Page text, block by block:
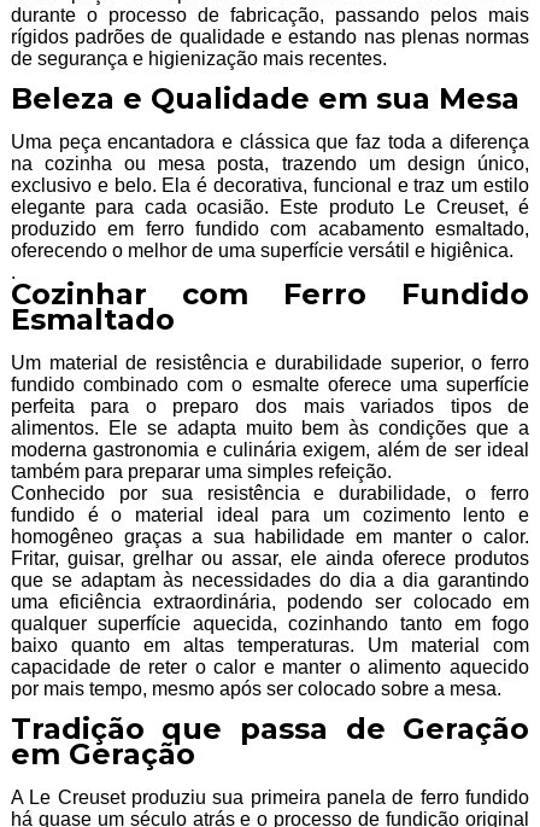
durante o processo de fabricação, passando pelos mais
rígidos padrões de qualidade e estando nas plenas normas
de segurança e higienização mais recentes.
Beleza e Qualidade em sua Mesa
Uma peça encantadora e clássica que faz toda a diferença
na cozinha ou mesa posta, trazendo um design único,
exclusivo e belo. Ela é decorativa, funcional e traz um estilo
elegante para cada ocasião. Este produto Le Creuset, é
produzido em ferro fundido com acabamento esmaltado,
oferecendo o melhor de uma superfície versátil e higiênica.
.
Cozinhar com Ferro Fundido
Esmaltado
Um material de resistência e durabilidade superior, o ferro
fundido combinado com o esmalte oferece uma superfície
perfeita para o preparo dos mais variados tipos de
alimentos. Ele se adapta muito bem às condições que a
moderna gastronomia e culinária exigem, além de ser ideal
também para preparar uma simples refeição.
Conhecido por sua resistência e durabilidade, o ferro
fundido é o material ideal para um cozimento lento e
homogêneo graças a sua habilidade em manter o calor.
Fritar, guisar, grelhar ou assar, ele ainda oferece produtos
que se adaptam às necessidades do dia a dia garantindo
uma eficiência extraordinária, podendo ser colocado em
qualquer superfície aquecida, cozinhando tanto em fogo
baixo quanto em altas temperaturas. Um material com
capacidade de reter o calor e manter o alimento aquecido
por mais tempo, mesmo após ser colocado sobre a mesa.
Tradição que passa de Geração
em Geração
A Le Creuset produziu sua primeira panela de ferro fundido
há quase um século atrás e o processo de fundição original